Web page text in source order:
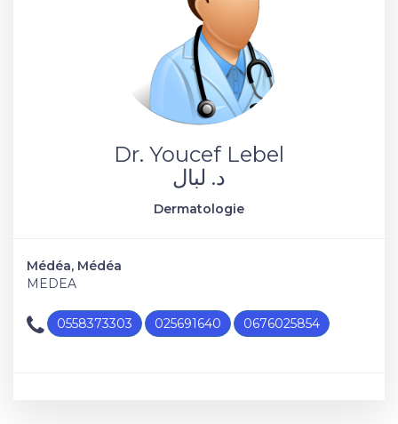
Dr. Youcef Lebel
د. لبال
Dermatologie
Médéa, Médéa
MEDEA
0558373303 025691640 0676025854